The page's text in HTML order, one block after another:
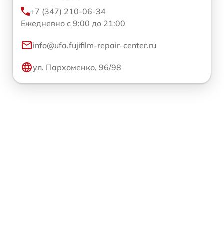
+7 (347) 210-06-34
Ежедневно с 9:00 до 21:00
info@ufa.fujifilm-repair-center.ru
ул. Пархоменко, 96/98